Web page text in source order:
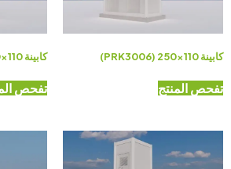
كابينة 110×250 (PRK3006)
تفحص المنتج
كابينة 110×210 (PRK3005)
تفحص